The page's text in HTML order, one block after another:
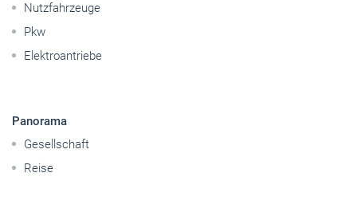
Nutzfahrzeuge
Pkw
Elektroantriebe
Panorama
Gesellschaft
Reise